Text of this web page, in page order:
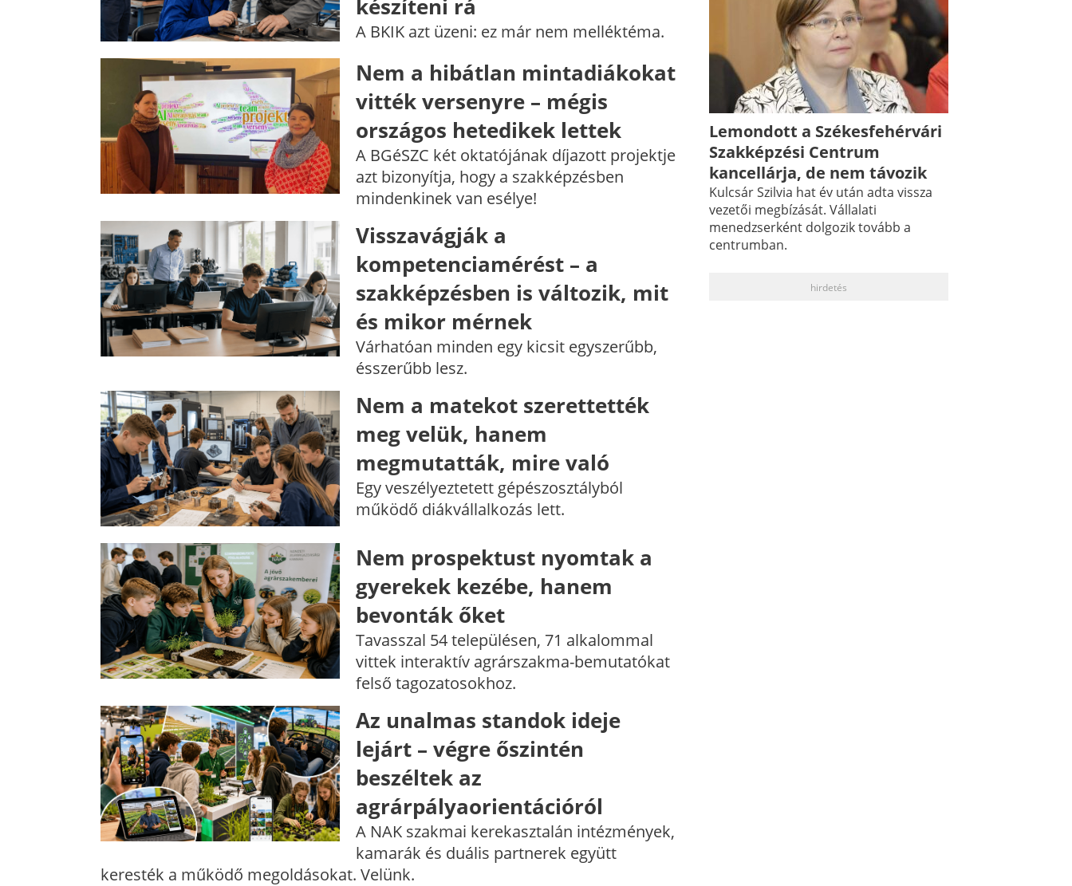
készíteni rá
A BKIK azt üzeni: ez már nem melléktéma.
Nem a hibátlan mintadiákokat
vitték versenyre – mégis
országos hetedikek lettek
A BGéSZC két oktatójának díjazott projektje
azt bizonyítja, hogy a szakképzésben
mindenkinek van esélye!
Visszavágják a
kompetenciamérést – a
szakképzésben is változik, mit
és mikor mérnek
Várhatóan minden egy kicsit egyszerűbb,
ésszerűbb lesz.
Nem a matekot szerettették
meg velük, hanem
megmutatták, mire való
Egy veszélyeztetett gépészosztályból
működő diákvállalkozás lett.
Nem prospektust nyomtak a
gyerekek kezébe, hanem
bevonták őket
Tavasszal 54 településen, 71 alkalommal
vittek interaktív agrárszakma-bemutatókat
felső tagozatosokhoz.
Az unalmas standok ideje
lejárt – végre őszintén
beszéltek az
agrárpályaorientációról
A NAK szakmai kerekasztalán intézmények,
kamarák és duális partnerek együtt
keresték a működő megoldásokat. Velünk.
Lemondott a Székesfehérvári
Szakképzési Centrum
kancellárja, de nem távozik
Kulcsár Szilvia hat év után adta vissza
vezetői megbízását. Vállalati
menedzserként dolgozik tovább a
centrumban.
hirdetés